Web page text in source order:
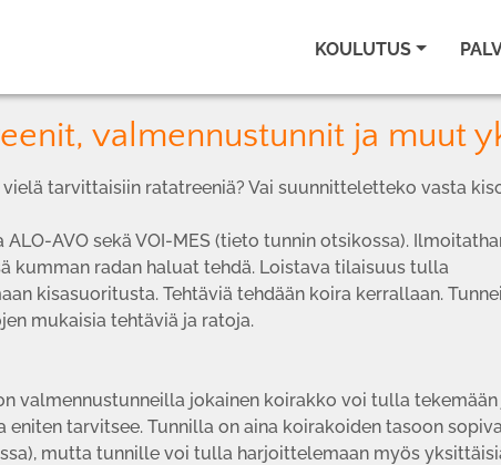
KOULUTUS
valmennustunnit ja muut
tarvittaisiin ratatreeniä? Vai suunnitteletteko vasta
AVO sekä VOI-MES (tieto tunnin otsikossa).
kumman radan haluat tehdä. Loistava tilaisuus tulla
kisasuoritusta. Tehtäviä tehdään koira kerrallaan.
mukaisia tehtäviä ja ratoja.
valmennustunneilla jokainen koirakko voi tulla
eniten tarvitsee. Tunnilla on aina koirakoiden tasoon
mutta tunnille voi tulla harjoittelemaan myös